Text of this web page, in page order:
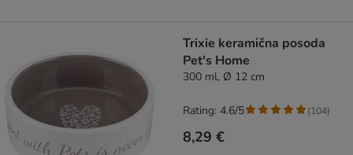
Trixie keramična posoda
Pet's Home
300 ml, Ø 12 cm
8,29 €
Rating: 4.6/5 (104)